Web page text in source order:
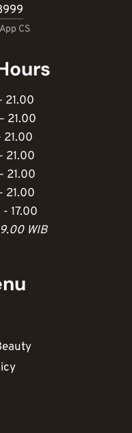
CS
21.00
21.00
21.00
21.00
21.00
21.00
17.00
WIB